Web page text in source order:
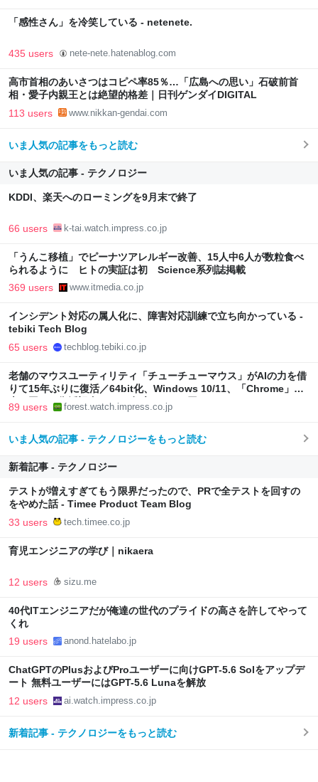
「感性さん」を冷笑している - netenete.
435 users nete-nete.hatenablog.com
高市首相のあいさつはコピペ率85％…「広島への思い」石破前首
相・愛子内親王とは絶望的格差｜日刊ゲンダイDIGITAL
113 users www.nikkan-gendai.com
いま人気の記事をもっと読む
いま人気の記事 - テクノロジー
KDDI、楽天へのローミングを9月末で終了
66 users k-tai.watch.impress.co.jp
「うんこ移植」でピーナツアレルギー改善、15人中6人が数粒食べ
られるように ヒトの実証は初 Science系列誌掲載
369 users www.itmedia.co.jp
インシデント対応の属人化に、障害対応訓練で立ち向かっている -
tebiki Tech Blog
65 users techblog.tebiki.co.jp
老舗のマウスユーティリティ「チューチューマウス」がAIの力を借
りて15年ぶりに復活／64bit化、Windows 10/11、「Chrome」も
走り回る。復活記念で2026年末まで500円
89 users forest.watch.impress.co.jp
いま人気の記事 - テクノロジーをもっと読む
新着記事 - テクノロジー
テストが増えすぎてもう限界だったので、PRで全テストを回すの
をやめた話 - Timee Product Team Blog
33 users tech.timee.co.jp
育児エンジニアの学び｜nikaera
12 users sizu.me
40代ITエンジニアだが俺達の世代のプライドの高さを許してやって
くれ
19 users anond.hatelabo.jp
ChatGPTのPlusおよびProユーザーに向けGPT-5.6 Solをアップデ
ート 無料ユーザーにはGPT-5.6 Lunaを解放
12 users ai.watch.impress.co.jp
新着記事 - テクノロジーをもっと読む